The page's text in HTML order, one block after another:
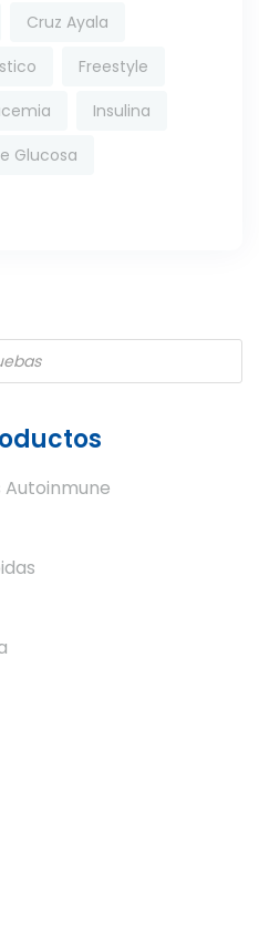
Cruz Ayala
Freestyle
Insulina
Glucosa